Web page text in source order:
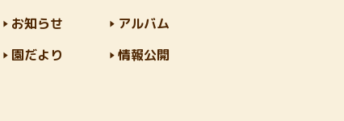
お知らせ
園だより
アルバム
情報公開